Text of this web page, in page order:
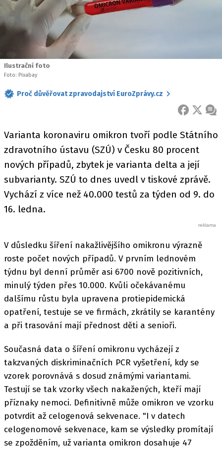
Ilustrační foto
Foto: Pixabay
Proč důvěřovat zpravodajství EuroZprávy.cz
FACEBOOK
X
Varianta koronaviru omikron tvoří podle Státního
zdravotního ústavu (SZÚ) v Česku 80 procent
nových případů, zbytek je varianta delta a její
subvarianty. SZÚ to dnes uvedl v tiskové zprávě.
Vychází z více než 40.000 testů za týden od 9. do
16. ledna.
V důsledku šíření nakažlivějšího omikronu výrazně
roste počet nových případů. V prvním lednovém
týdnu byl denní průměr asi 6700 nově pozitivních,
minulý týden přes 10.000. Kvůli očekávanému
dalšímu růstu byla upravena protiepidemická
opatření, testuje se ve firmách, zkrátily se karantény
a při trasování mají přednost děti a senioři.
Současná data o šíření omikronu vycházejí z
takzvaných diskriminačních PCR vyšetření, kdy se
vzorek porovnává s dosud známými variantami.
Testují se tak vzorky všech nakažených, kteří mají
příznaky nemoci. Definitivně může omikron ve vzorku
potvrdit až celogenová sekvenace. "I v datech
celogenomové sekvenace, kam se výsledky promítají
se zpožděním, už varianta omikron dosahuje 47